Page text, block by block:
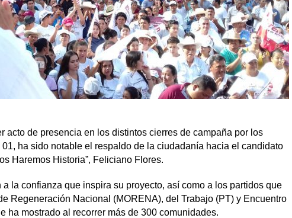
acto de presencia en los distintos cierres de campaña por los
ha sido notable el respaldo de la ciudadanía hacia el candidato
Haremos Historia”, Feliciano Flores.
la confianza que inspira su proyecto, así como a los partidos que
Regeneración Nacional (MORENA), del Trabajo (PT) y Encuentro
ha mostrado al recorrer más de 300 comunidades.